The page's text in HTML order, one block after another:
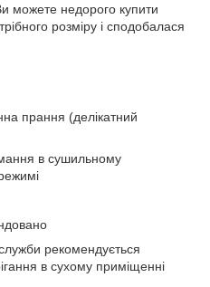
можете недорого купити
розміру і сподобалася
прання (делікатний
в сушильному
рекомендується
в сухому приміщенні